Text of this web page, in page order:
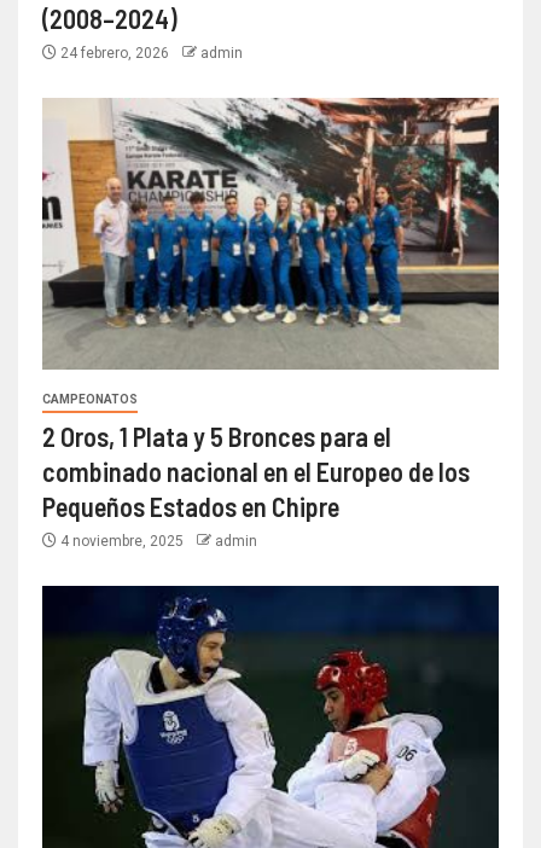
(2008–2024)
24 febrero, 2026 admin
CAMPEONATOS
2 Oros, 1 Plata y 5 Bronces para el
combinado nacional en el Europeo de los
Pequeños Estados en Chipre
4 noviembre, 2025 admin